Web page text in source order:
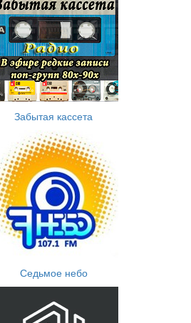
Забытая кассета
Седьмое небо